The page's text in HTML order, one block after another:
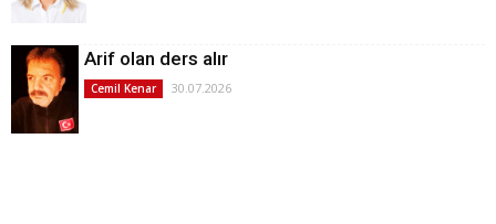
Arif olan ders alır
Cemil Kenar 30.07.2026